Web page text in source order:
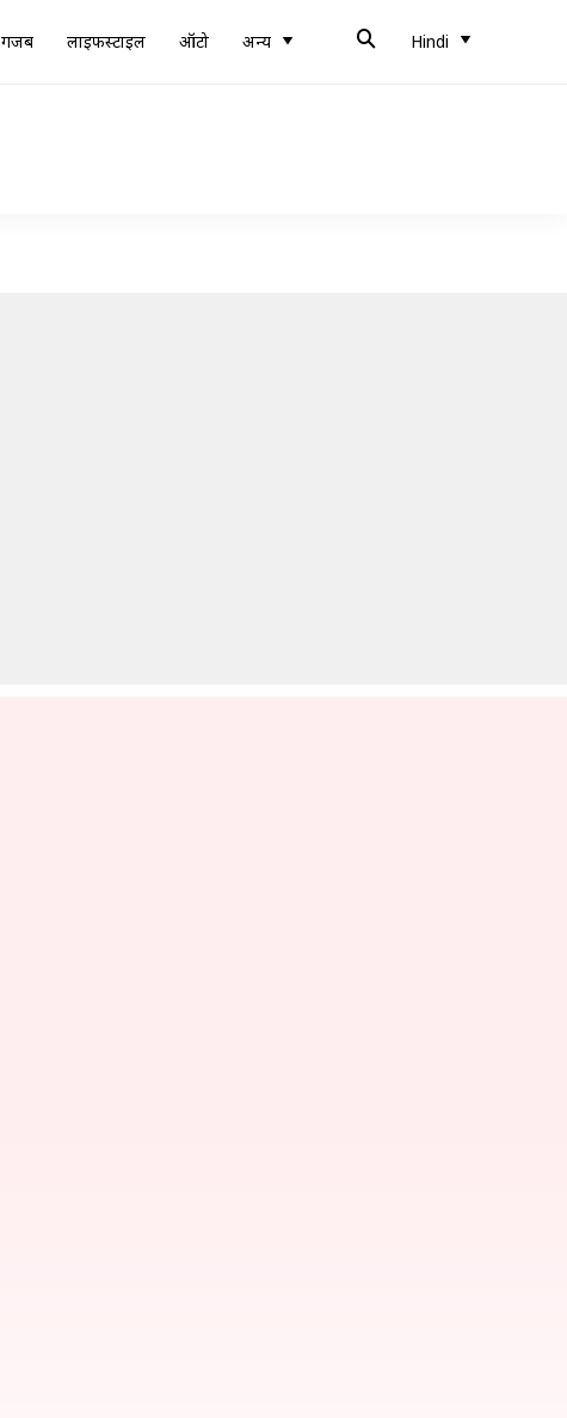
लाइफस्टाइल ऑटो अन्य Hindi